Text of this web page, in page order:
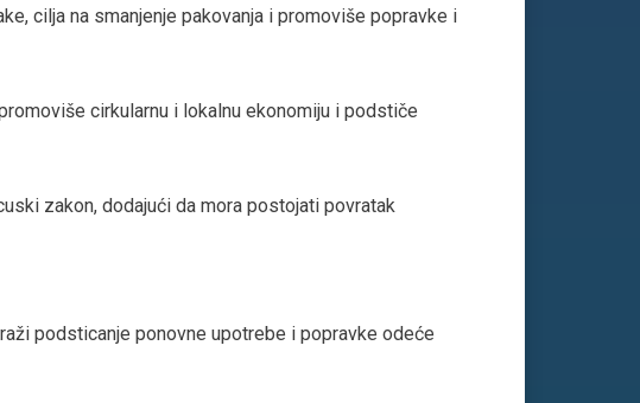
cilja na smanjenje pakovanja i promoviše popravke i
cirkularnu i lokalnu ekonomiju i podstiče
zakon, dodajući da mora postojati povratak
podsticanje ponovne upotrebe i popravke odeće